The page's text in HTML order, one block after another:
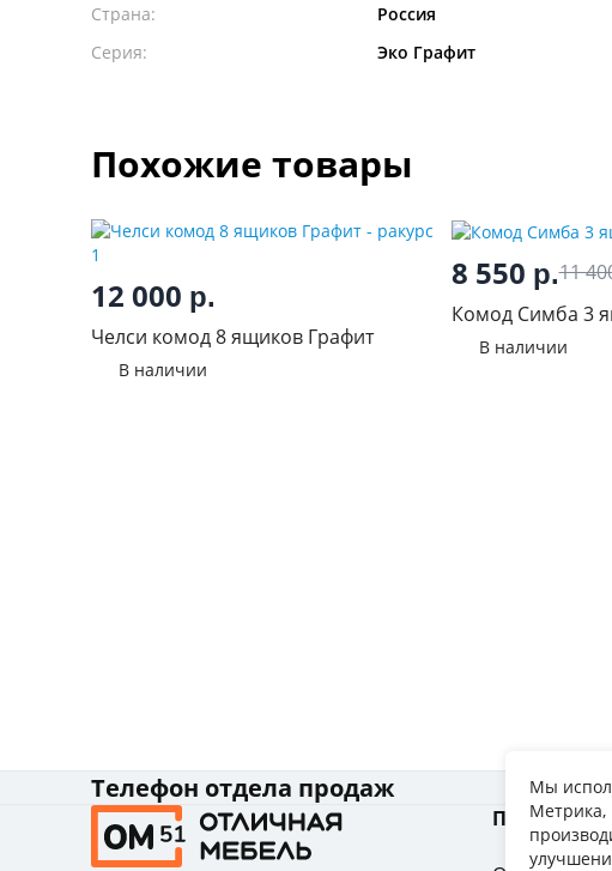
Страна:
Россия
Серия:
Эко Графит
Похожие товары
12 000 р.
Челси комод 8 ящиков Графит
В наличии
8 550 р.11
Комод Симба 3
В наличии
Телефон отдела продаж
Мы
Метрика,